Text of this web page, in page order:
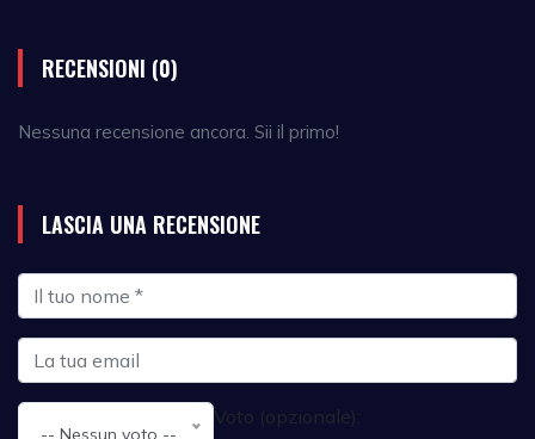
RECENSIONI (0)
Nessuna recensione ancora. Sii il primo!
LASCIA UNA RECENSIONE
Voto (opzionale):
-- Nessun voto --